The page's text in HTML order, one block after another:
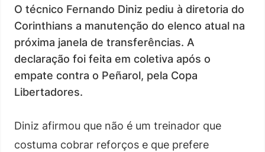
O técnico Fernando Diniz pediu à diretoria do
Corinthians a manutenção do elenco atual na
próxima janela de transferências. A
declaração foi feita em coletiva após o
empate contra o Peñarol, pela Copa
Libertadores.
Diniz afirmou que não é um treinador que
costuma cobrar reforços e que prefere